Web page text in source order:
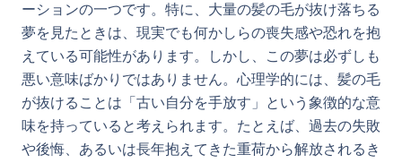
ーションの一つです。特に、大量の髪の毛が抜け落ちる
夢を見たときは、現実でも何かしらの喪失感や恐れを抱
えている可能性があります。しかし、この夢は必ずしも
悪い意味ばかりではありません。心理学的には、髪の毛
が抜けることは「古い自分を手放す」という象徴的な意
味を持っていると考えられます。たとえば、過去の失敗
や後悔、あるいは長年抱えてきた重荷から解放されるき